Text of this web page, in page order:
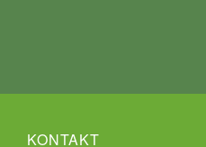
KONTAKT